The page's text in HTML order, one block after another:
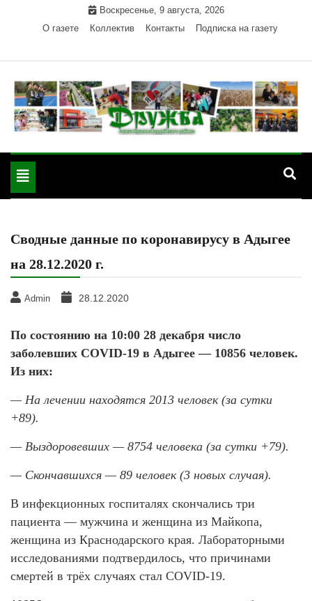
Воскресенье, 9 августа, 2026
О газете
Коллектив Контакты Подписка на газету
"Дружба" — газета
Красногвардейского района Республики Адыгея
Toggle
navigation
Сводные данные по коронавирусу в Адыгее
на 28.12.2020 г.
Admin 28.12.2020
По состоянию на 10:00 28 декабря число
заболевших COVID-19 в Адыгее — 10856 человек.
Из них:
— На лечении находятся 2013 человек (за сутки
+89).
— Выздоровевших — 8754 человека (за сутки +79).
— Скончавшихся — 89 человек (3 новых случая).
В инфекционных госпиталях скончались три
пациента — мужчина и женщина из Майкопа,
женщина из Краснодарского края. Лабораторными
исследованиями подтвердилось, что причинами
смертей в трёх случаях стал COVID-19.